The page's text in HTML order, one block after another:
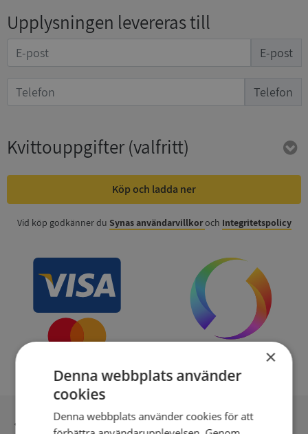
Upplysningen levereras till
E-post
Telefon
Kvittouppgifter(valfritt)
Köp och ladda ner
Vid köp godkänner du Synas användarvillkoroch Integritetspolicy
Inga kopior till omfrågad
×
Denna webbplats använder
cookies
Denna webbplats använder cookies för att